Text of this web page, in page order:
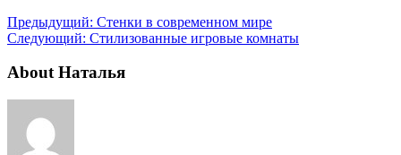
Предыдущий: Стенки в современном мире
Следующий: Стилизованные игровые комнаты
About Наталья